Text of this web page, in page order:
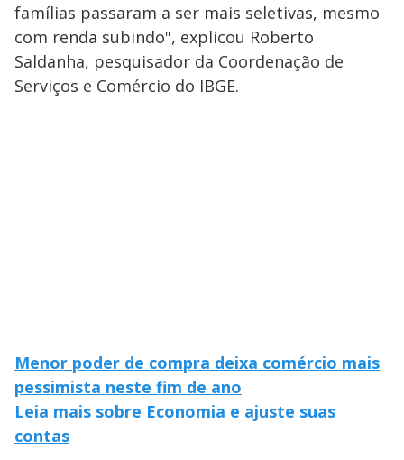
famílias passaram a ser mais seletivas, mesmo
com renda subindo", explicou Roberto
Saldanha, pesquisador da Coordenação de
Serviços e Comércio do IBGE.
Menor poder de compra deixa comércio mais
pessimista neste fim de ano
Leia mais sobre Economia e ajuste suas
contas